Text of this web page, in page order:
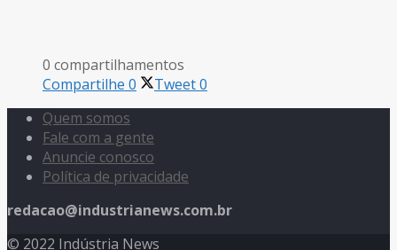
0 compartilhamentos
Compartilhe 0 Tweet0
Quem somos
Fale com a gente
Anuncie conosco
Política de privacidade
redacao@industrianews.com.br
© 2022 Indústria News